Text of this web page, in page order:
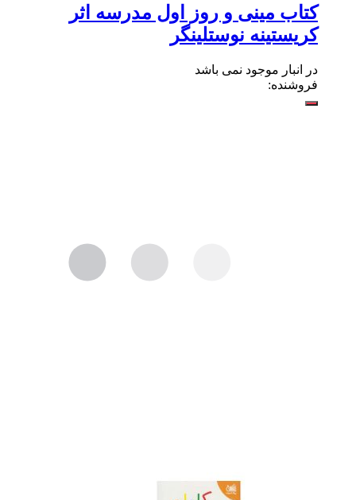
کتاب مینی و روز اول مدرسه اثر
کریستینه نوستلینگر
در انبار موجود نمی باشد
فروشنده: